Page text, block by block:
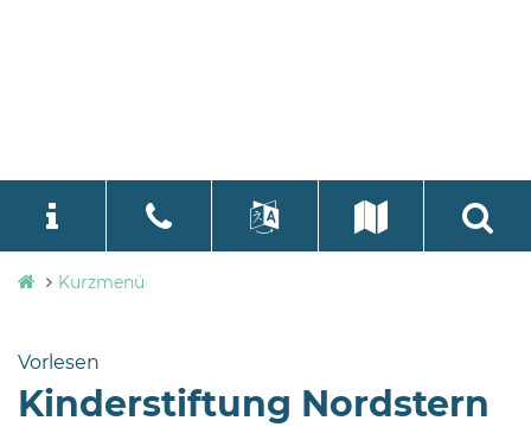
Stadtverwaltung
Bramstedt
Bleeck 15-
language
Kurzmenü
Vorlesen
Kinderstiftung Nordstern